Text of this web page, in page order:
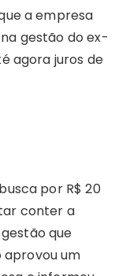
a empresa
gestão do ex-
agora juros de
por R$ 20
conter a
que
aprovou um